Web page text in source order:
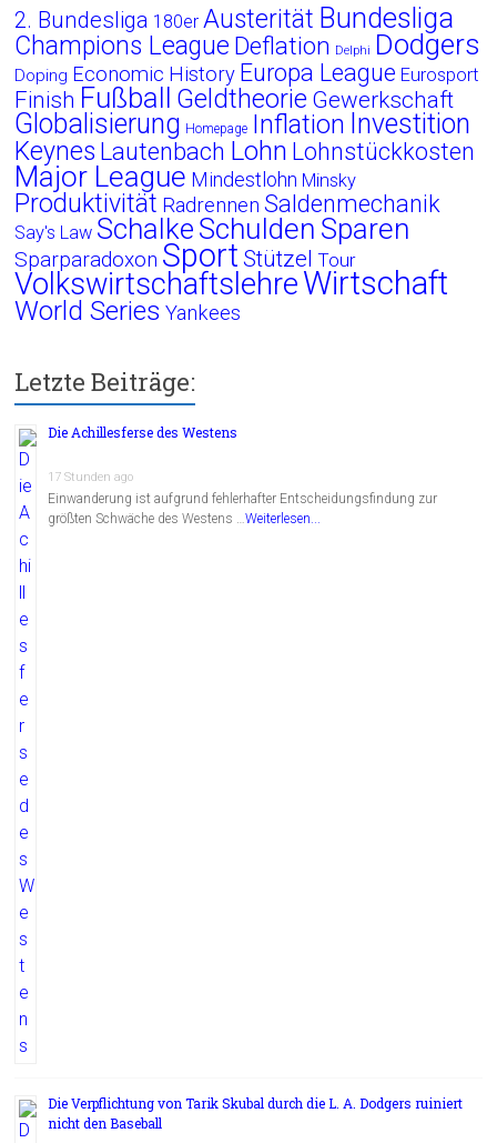
2. Bundesliga 180er Austerität Bundesliga
Champions League Deflation Delphi Dodgers
Doping Economic History Europa League Eurosport
Finish Fußball Geldtheorie Gewerkschaft
Globalisierung Homepage Inflation Investition
Keynes Lautenbach Lohn Lohnstückkosten
Major League Mindestlohn Minsky
Produktivität Radrennen Saldenmechanik
Say's Law Schalke Schulden Sparen
Sparparadoxon Sport Stützel Tour
VolkswirtschaftslehreWirtschaft
World Series Yankees
Letzte Beiträge:
Die Achillesferse des Westens
17 Stunden ago
Einwanderung ist aufgrund fehlerhafter Entscheidungsfindung zur
größten Schwäche des Westens …Weiterlesen...
Die Verpflichtung von Tarik Skubal durch die L. A. Dodgers ruiniert
nicht den Baseball